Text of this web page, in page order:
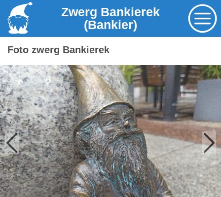
Zwerg Bankierek
(Bankier)
Foto zwerg Bankierek